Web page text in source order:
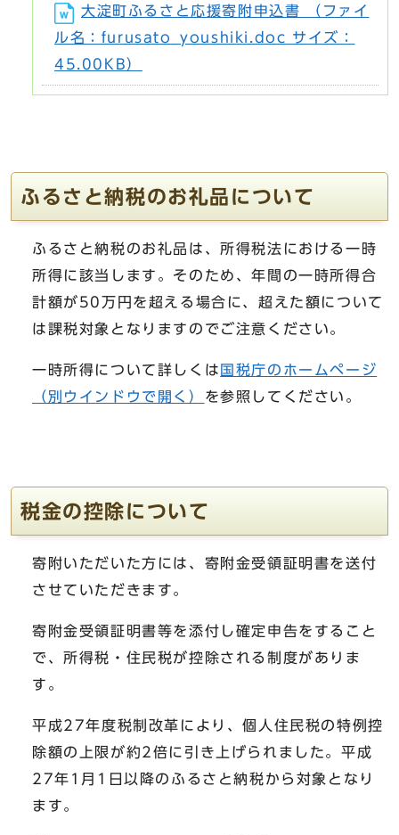
大淀町ふるさと応援寄附申込書 （ファイ
ル名：furusato_youshiki.doc サイズ：
45.00KB）
ふるさと納税のお礼品について
ふるさと納税のお礼品は、所得税法における一時
所得に該当します。そのため、年間の一時所得合
計額が50万円を超える場合に、超えた額について
は課税対象となりますのでご注意ください。
一時所得について詳しくは 国税庁のホームページ
（別ウインドウで開く） を参照してください。
税金の控除について
寄附いただいた方には、寄附金受領証明書を送付
させていただきます。
寄附金受領証明書等を添付し確定申告をすること
で、所得税・住民税が控除される制度がありま
す。
平成27年度税制改革により、個人住民税の特例控
除額の上限が約2倍に引き上げられました。平成
27年1月1日以降のふるさと納税から対象となり
ます。